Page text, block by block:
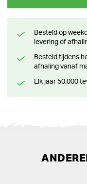
Besteld op weekdagen voor 13 uur? Klaar voor
levering of
Besteld tijdens het weekend? Klaar voor levering of
afhaling vanaf
Elk jaar 50.000